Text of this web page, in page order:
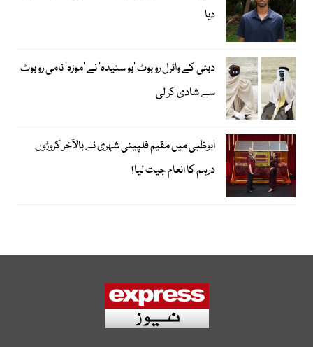
دیا
دبئی کے وائرل روبوٹ ’بو سنیدہ‘ نے ’موزہ‘ نامی روبوٹ
سے شادی کر لی
ابوظبی میں مقیم فلپینی شہری نے بالآخر کروڑوں
درہم کا انعام جیت لیا!